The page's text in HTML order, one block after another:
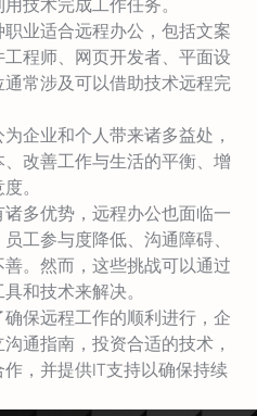
技术完成工作任务。
业适合远程办公，包括文案
程师、网页开发者、平面设
常涉及可以借助技术远程完
企业和个人带来诸多益处，
改善工作与生活的平衡、增
。
多优势，远程办公也面临一
工参与度降低、沟通障碍、
。然而，这些挑战可以通过
和技术来解决。
保远程工作的顺利进行，企
通指南，投资合适的技术，
，并提供IT支持以确保持续